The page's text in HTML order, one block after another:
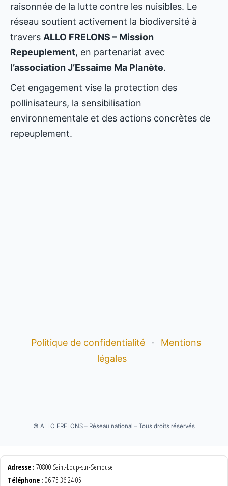
raisonnée de la lutte contre les nuisibles. Le
réseau soutient activement la biodiversité à
travers ALLO FRELONS – Mission
Repeuplement, en partenariat avec
l’association J’Essaime Ma Planète.
Cet engagement vise la protection des
pollinisateurs, la sensibilisation
environnementale et des actions concrètes de
repeuplement.
Politique de confidentialité ·
Mentions
légales
© ALLO FRELONS – Réseau national – Tous droits réservés
Adresse : 70800 Saint-Loup-sur-Semouse
Téléphone : 06 75 36 24 05